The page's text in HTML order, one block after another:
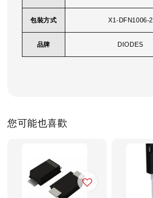
包裝方式 X1-DFN1006-2
品牌 DIODES
您可能也喜歡